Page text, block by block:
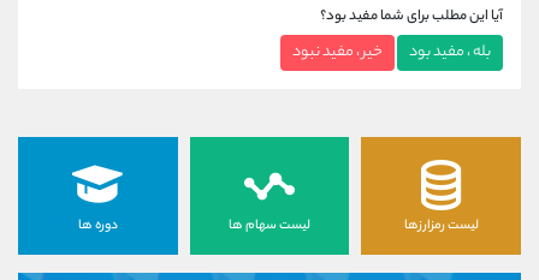
آیا این مطلب برای شما مفید بود؟
بله ، مفید بود خیر ، مفید نبود
لیست رمزارزها لیست سهام ها دوره ها